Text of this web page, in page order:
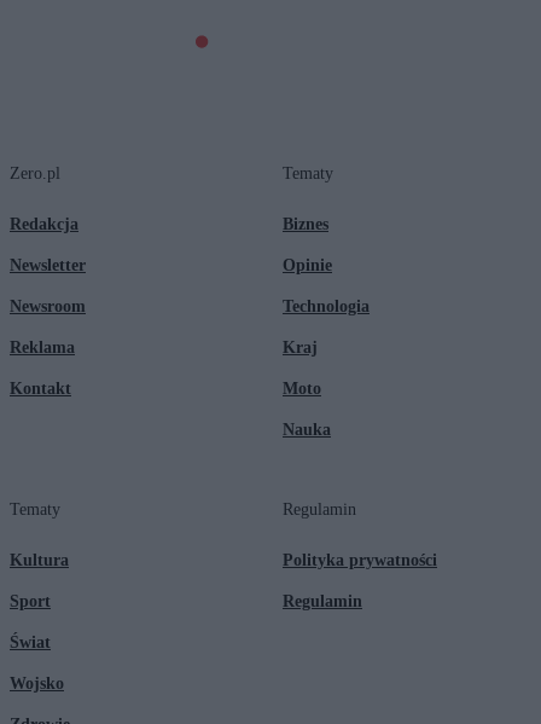
Zero.pl
Redakcja
Newsletter
Newsroom
Reklama
Kontakt
Tematy
Biznes
Opinie
Technologia
Kraj
Moto
Nauka
Tematy
Kultura
Sport
Świat
Wojsko
Regulamin
Polityka prywatności
Regulamin